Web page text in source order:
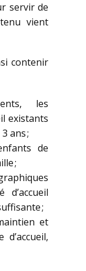
servir de
vient
contenir
les
existants
ans ;
de
;
;
et